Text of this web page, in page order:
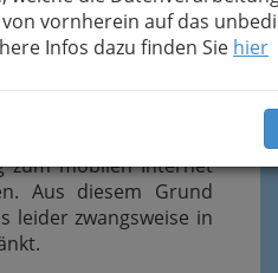
vornherein auf das
Infos dazu finden Sie hier
sind sogenannte
Allerdings ist zu
Apps niemals einen
wenn es um
geht. Darüber
Apps ebenfalls auch
zum mobilen Internet
Aus diesem Grund
leider zwangsweise in